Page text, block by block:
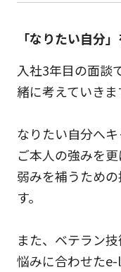
「なりたい自分
入社3年目の面談
緒に考えていきま
なりたい自分へ
ご本人の強みを更
弱みを補うため
す。
また、ベテラン
悩みに合わせた